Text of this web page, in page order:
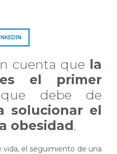
cuenta que la
el primer
debe de
solucionar el
obesidad.
vida, el seguimiento de una